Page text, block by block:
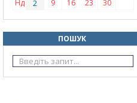
Нд
2 9 16 23 30
ПОШУК